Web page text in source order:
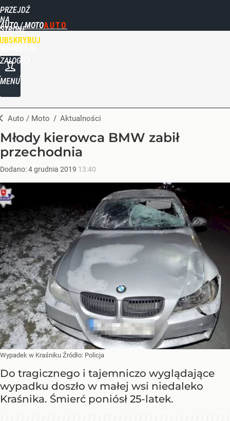
PRZEJDŹ
NA
STRONĘ
GŁÓWNĄ
AUTO / MOTO
ZALOGUJ
MENU
Auto / Moto / Aktualności
Młody kierowca BMW zabił
przechodnia
Dodano:4grudnia 2019 13:40
Wypadek w Kraśniku Źródło: Policja
Do tragicznego i tajemniczo wyglądające
wypadku doszło w małej wsi niedaleko
Kraśnika. Śmierć poniósł 25-latek.